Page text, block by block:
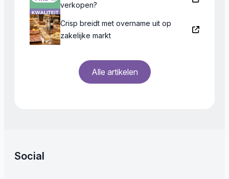
verkopen?
Crisp breidt met overname uit op
zakelijke markt
Alle artikelen
Social